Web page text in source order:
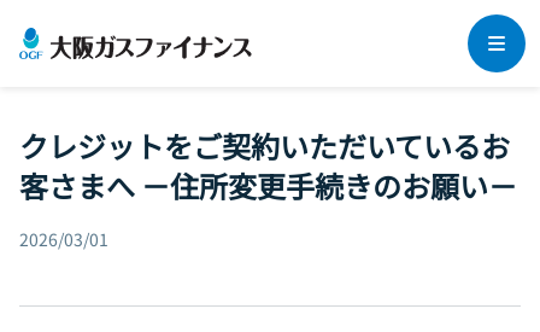
事業領域
社長メッセージ
法人のお客さま
法人向けリース
法人保険
個人のお客さま
集合住宅オーナーさま・管理組合さま
クレジットをご契約いただいているお
客さまへ －住所変更手続きのお願い－
2026/03/01